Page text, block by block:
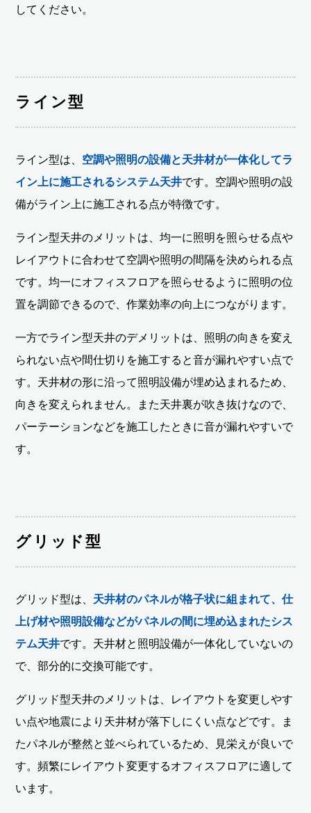
してください。
ライン型
ライン型は、 空調や照明の設備と天井材が一体化してラ
イン上に施工されるシステム天井です。空調や照明の設
備がライン上に施工される点が特徴です。
ライン型天井のメリットは、均一に照明を照らせる点や
レイアウトに合わせて空調や照明の間隔を決められる点
です。均一にオフィスフロアを照らせるように照明の位
置を調節できるので、作業効率の向上につながります。
一方でライン型天井のデメリットは、照明の向きを変え
られない点や間仕切りを施工すると音が漏れやすい点で
す。天井材の形に沿って照明設備が埋め込まれるため、
向きを変えられません。また天井裏が吹き抜けなので、
パーテーションなどを施工したときに音が漏れやすいで
す。
グリッド型
グリッド型は、 天井材のパネルが格子状に組まれて、仕
上げ材や照明設備などがパネルの間に埋め込まれたシス
テム天井です。天井材と照明設備が一体化していないの
で、部分的に交換可能です。
グリッド型天井のメリットは、レイアウトを変更しやす
い点や地震により天井材が落下しにくい点などです。ま
たパネルが整然と並べられているため、見栄えが良いで
す。頻繁にレイアウト変更するオフィスフロアに適して
います。